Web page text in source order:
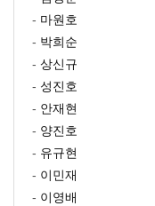
- 마원호
- 박희순
- 상신규
- 성진호
- 안재현
- 양진호
- 유규현
- 이민재
- 이영배